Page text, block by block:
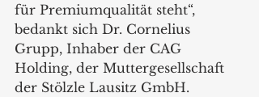
für Premiumqualität steht“,
bedankt sich Dr. Cornelius
Grupp, Inhaber der CAG
Holding, der Muttergesellschaft
der Stölzle Lausitz GmbH.